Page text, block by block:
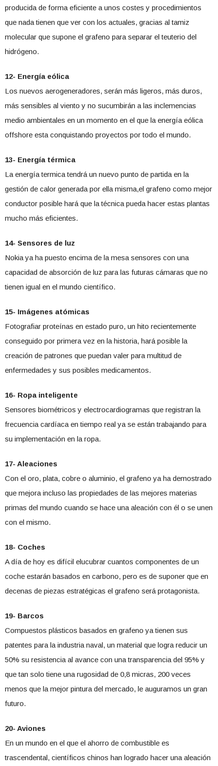
producida de forma eficiente a unos costes y procedimientos
que nada tienen que ver con los actuales, gracias al tamiz
molecular que supone el grafeno para separar el teuterio del
hidrógeno.
12- Energía eólica
Los nuevos aerogeneradores, serán más ligeros, más duros,
más sensibles al viento y no sucumbirán a las inclemencias
medio ambientales en un momento en el que la energía eólica
offshore esta conquistando proyectos por todo el mundo.
13- Energía térmica
La energía termica tendrá un nuevo punto de partida en la
gestión de calor generada por ella misma,el grafeno como mejor
conductor posible hará que la técnica pueda hacer estas plantas
mucho más eficientes.
14- Sensores de luz
Nokia ya ha puesto encima de la mesa sensores con una
capacidad de absorción de luz para las futuras cámaras que no
tienen igual en el mundo científico.
15- Imágenes atómicas
Fotografiar proteínas en estado puro, un hito recientemente
conseguido por primera vez en la historia, hará posible la
creación de patrones que puedan valer para multitud de
enfermedades y sus posibles medicamentos.
16- Ropa inteligente
Sensores biométricos y electrocardiogramas que registran la
frecuencia cardíaca en tiempo real ya se están trabajando para
su implementación en la ropa.
17- Aleaciones
Con el oro, plata, cobre o aluminio, el grafeno ya ha demostrado
que mejora incluso las propiedades de las mejores materias
primas del mundo cuando se hace una aleación con él o se unen
con el mismo.
18- Coches
A día de hoy es difícil elucubrar cuantos componentes de un
coche estarán basados en carbono, pero es de suponer que en
decenas de piezas estratégicas el grafeno será protagonista.
19- Barcos
Compuestos plásticos basados en grafeno ya tienen sus
patentes para la industria naval, un material que logra reducir un
50% su resistencia al avance con una transparencia del 95% y
que tan solo tiene una rugosidad de 0,8 micras, 200 veces
menos que la mejor pintura del mercado, le auguramos un gran
futuro.
20- Aviones
En un mundo en el que el ahorro de combustible es
trascendental, científicos chinos han logrado hacer una aleación